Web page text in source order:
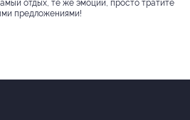
отдых, те же эмоции, просто тратите
предложениями!